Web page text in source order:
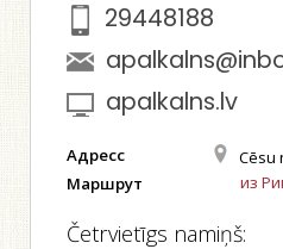
29448188
apalkalns.lv
Адресс Cēsu
Маршрут из
Četrvietīgs namiņš: